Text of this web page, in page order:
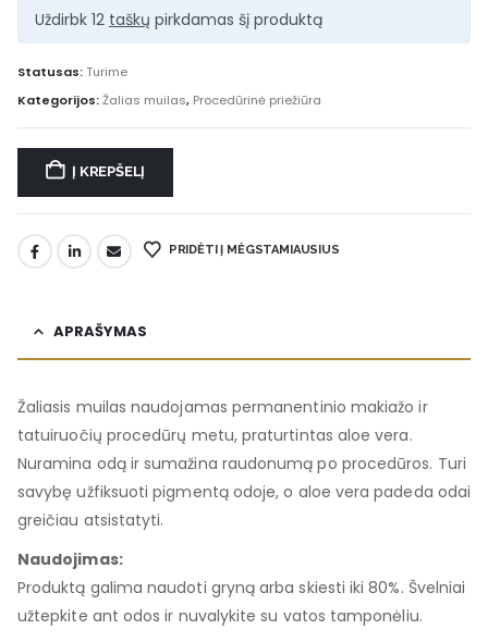
Uždirbk 12 taškų pirkdamas šį produktą
Statusas:Turime
Kategorijos:Žalias muilas, Procedūrinė priežiūra
Į KREPŠELĮ
PRIDĖTI Į MĖGSTAMIAUSIUS
APRAŠYMAS
Žaliasis muilas naudojamas permanentinio makiažo ir
tatuiruočių procedūrų metu, praturtintas aloe vera.
Nuramina odą ir sumažina raudonumą po procedūros. Turi
savybę užfiksuoti pigmentą odoje, o aloe vera padeda odai
greičiau atsistatyti.
Naudojimas:
Produktą galima naudoti gryną arba skiesti iki 80%. Švelniai
užtepkite ant odos ir nuvalykite su vatos tamponėliu.